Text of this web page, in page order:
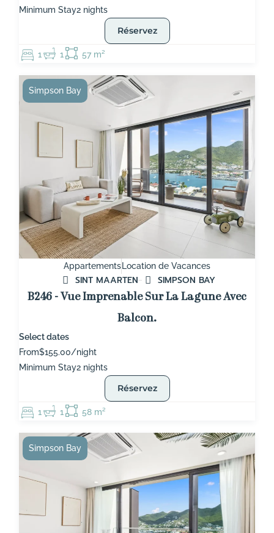
Minimum Stay2 nights
Réservez
1 1 57 m²
Appartements Location de Vacances
SINT MAARTEN
SIMPSON BAY
B246 - Vue Imprenable Sur La Lagune Avec
Balcon.
Select dates
From$155.00/night
Minimum Stay2 nights
Réservez
1 1 58 m²
Simpson Bay
Simpson Bay